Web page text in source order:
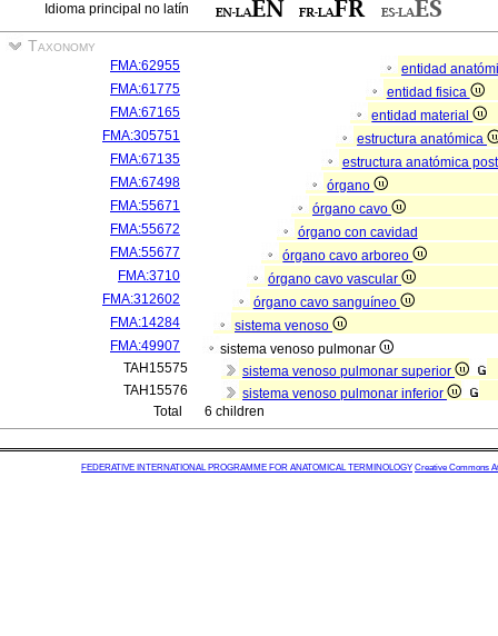
Idioma principal no latín
Taxonomy
FMA:62955
entidad
FMA:61775
entidad fisica
FMA:67165
entidad material
FMA:305751
estructura anatómica
FMA:67135
estructura anatómica
FMA:67498
órgano
FMA:55671
órgano cavo
FMA:55672
órgano con cavidad
FMA:55677
órgano cavo arboreo
FMA:3710
órgano cavo vascular
FMA:312602
órgano cavo sanguíneo
FMA:14284
sistema venoso
FMA:49907
sistema venoso pulmonar
TAH15575
sistema venoso pulmonar superior
TAH15576
sistema venoso pulmonar inferior
Total
6 children
FEDERATIVE INTERNATIONAL PROGRAMME FOR ANATOMICAL TERMINOLOGY Creative Commons